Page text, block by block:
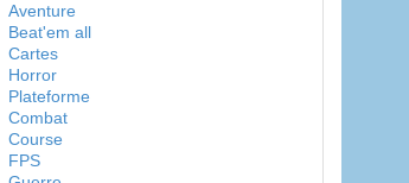
Aventure
Beat'em all
Cartes
Horror
Plateforme
Combat
Course
FPS